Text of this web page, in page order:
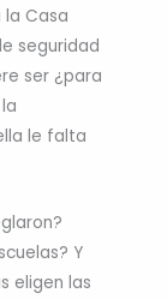
Casa
seguridad
ser ¿para
le falta
Y
eligen las